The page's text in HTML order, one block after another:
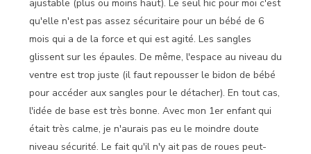
ajustable (plus ou moins haut). Le seul hic pour moi c'est
qu'elle n'est pas assez sécuritaire pour un bébé de 6
mois qui a de la force et qui est agité. Les sangles
glissent sur les épaules. De même, l'espace au niveau du
ventre est trop juste (il faut repousser le bidon de bébé
pour accéder aux sangles pour le détacher). En tout cas,
l'idée de base est très bonne. Avec mon 1er enfant qui
était très calme, je n'aurais pas eu le moindre doute
niveau sécurité. Le fait qu'il n'y ait pas de roues peut-